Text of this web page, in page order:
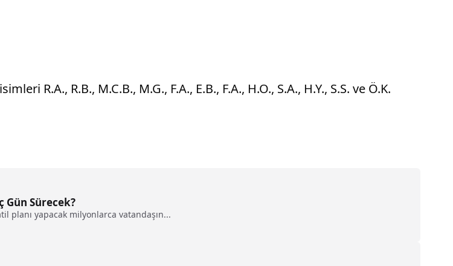
R.A., R.B., M.C.B., M.G., F.A., E.B., F.A., H.O., S.A., H.Y., S.S. ve Ö.K.
Gün Sürecek?
planı yapacak milyonlarca vatandaşın...